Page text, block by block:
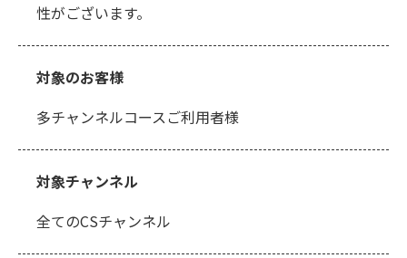
性がございます。
対象のお客様
多チャンネルコースご利用者様
対象チャンネル
全てのCSチャンネル